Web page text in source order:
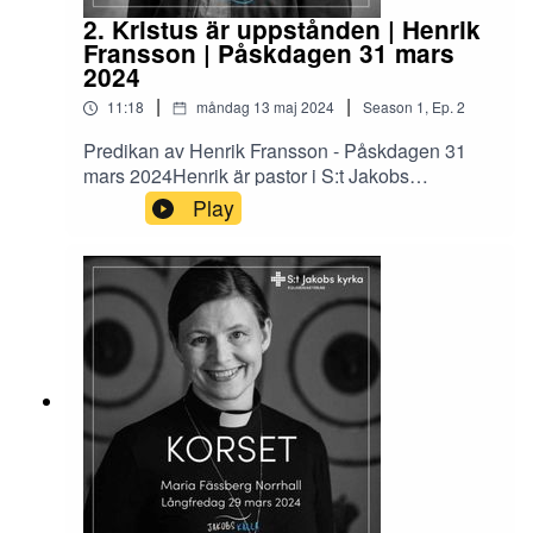
talets koralbok är gjort av Willy Egmose.Poddens
vinjett ur: Jacob's well av Andreas Nordanstig
2. Kristus är uppstånden | Henrik
Fransson | Påskdagen 31 mars
2024
11:18 | måndag 13 maj 2024 | Season 1, Ep. 2
Predikan av Henrik Fransson - Påskdagen 31
mars 2024Henrik är pastor i S:t Jakobs
församling sedan 2016.Pastor i Equmeniakyrkan
med bakgrund i Metodistkyrkan.Altartavlan som
omnämns i predikan är skapad av Joël
Mila.Vinjett: Jacob's well av Andreas Nordanstig
Play